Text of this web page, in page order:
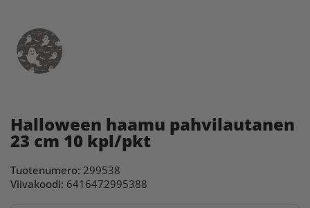
Halloween haamu pahvilautanen
23 cm 10 kpl/pkt
Tuotenumero: 299538
Viivakoodi: 6416472995388